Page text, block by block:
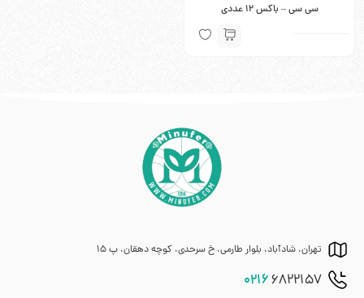
سی سی – باکس 12 عددی
تهران، شادآباد، بلوار طارمی، خ سرحدی، کوچه دهقان، پ 15
02166822157